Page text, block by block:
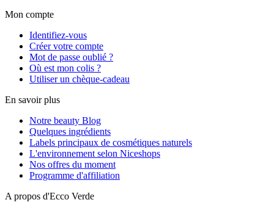
Mon compte
Identifiez-vous
Créer votre compte
Mot de passe oublié ?
Où est mon colis ?
Utiliser un chèque-cadeau
En savoir plus
Notre beauty Blog
Quelques ingrédients
Labels principaux de cosmétiques naturels
L'environnement selon Niceshops
Nos offres du moment
Programme d'affiliation
A propos d'Ecco Verde